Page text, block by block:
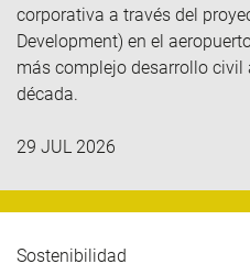
corporativa a través del
Development) en el
más complejo desarrollo
década.
29 JUL 2026
Sostenibilidad